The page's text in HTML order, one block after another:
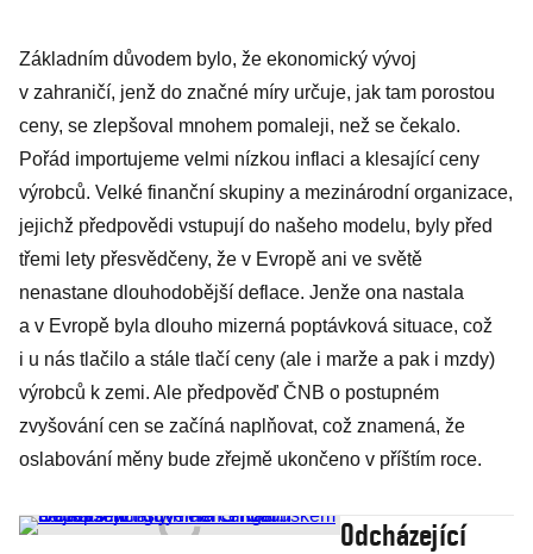
Základním důvodem bylo, že ekonomický vývoj
v zahraničí, jenž do značné míry určuje, jak tam porostou
ceny, se zlepšoval mnohem pomaleji, než se čekalo.
Pořád importujeme velmi nízkou inflaci a klesající ceny
výrobců. Velké finanční skupiny a mezinárodní organizace,
jejichž předpovědi vstupují do našeho modelu, byly před
třemi lety přesvědčeny, že v Evropě ani ve světě
nenastane dlouhodobější deflace. Jenže ona nastala
a v Evropě byla dlouho mizerná poptávková situace, což
i u nás tlačilo a stále tlačí ceny (ale i marže a pak i mzdy)
výrobců k zemi. Ale předpověď ČNB o postupném
zvyšování cen se začíná naplňovat, což znamená, že
oslabování měny bude zřejmě ukončeno v příštím roce.
Odcházející